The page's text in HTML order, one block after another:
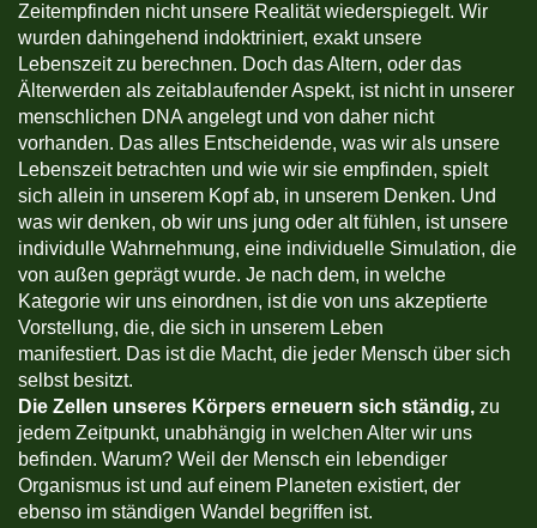
Zeitempfinden nicht unsere Realität wiederspiegelt. Wir
wurden dahingehend indoktriniert, exakt unsere
Lebenszeit zu berechnen. Doch das Altern, oder das
Älterwerden als zeitablaufender Aspekt, ist nicht in unserer
menschlichen DNA angelegt und von daher nicht
vorhanden. Das alles Entscheidende, was wir als unsere
Lebenszeit betrachten und wie wir sie empfinden, spielt
sich allein in unserem Kopf ab, in unserem Denken. Und
was wir denken, ob wir uns jung oder alt fühlen, ist unsere
individulle Wahrnehmung, eine individuelle Simulation, die
von außen geprägt wurde. Je nach dem, in welche
Kategorie wir uns einordnen, ist die von uns akzeptierte
Vorstellung, die, die sich in unserem Leben
manifestiert. Das ist die Macht, die jeder Mensch über sich
selbst besitzt.
Die Zellen unseres Körpers erneuern sich ständig, zu
jedem Zeitpunkt, unabhängig in welchen Alter wir uns
befinden. Warum? Weil der Mensch ein lebendiger
Organismus ist und auf einem Planeten existiert, der
ebenso im ständigen Wandel begriffen ist.